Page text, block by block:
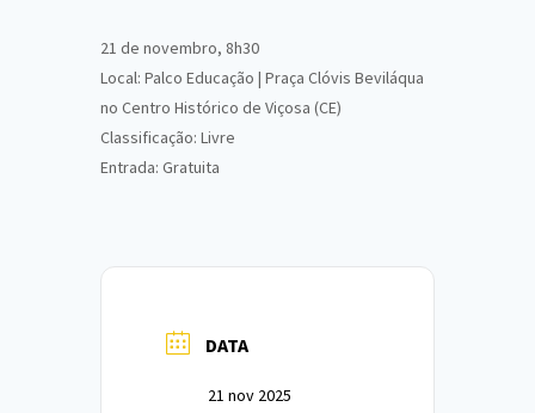
21 de novembro, 8h30
Local: Palco Educação | Praça Clóvis Beviláqua
no Centro Histórico de Viçosa (CE)
Classificação: Livre
Entrada: Gratuita
DATA
21 nov 2025